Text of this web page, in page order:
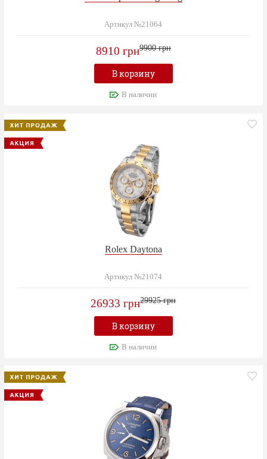
Артикул №21064
8910 грн9900 грн
В корзину
В наличии
Rolex Daytona
Артикул №21074
26933 грн29925 грн
В корзину
В наличии